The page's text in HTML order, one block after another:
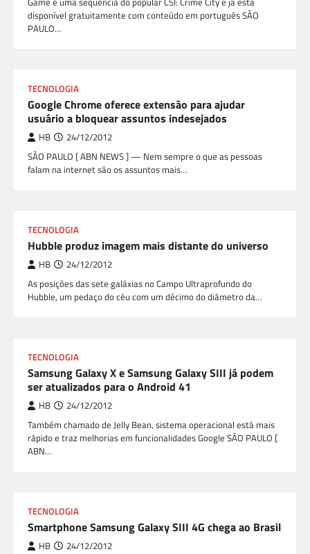
disponível gratuitamente com conteúdo em português SÃO
PAULO…
TECNOLOGIA
Google Chrome oferece extensão para ajudar
usuário a bloquear assuntos indesejados
HB 24/12/2012
SÃO PAULO [ ABN NEWS ] — Nem sempre o que as pessoas
falam na internet são os assuntos mais…
TECNOLOGIA
Hubble produz imagem mais distante do universo
HB 24/12/2012
As posições das sete galáxias no Campo Ultraprofundo do
Hubble, um pedaço do céu com um décimo do diâmetro da…
TECNOLOGIA
Samsung Galaxy X e Samsung Galaxy SIII já podem
ser atualizados para o Android 41
HB 24/12/2012
Também chamado de Jelly Bean, sistema operacional está mais
rápido e traz melhorias em funcionalidades Google SÃO PAULO [
ABN…
TECNOLOGIA
Smartphone Samsung Galaxy SIII 4G chega ao Brasil
HB 24/12/2012